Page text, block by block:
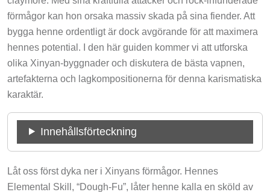
förmågor kan hon orsaka massiv skada på sina fiender. Att
bygga henne ordentligt är dock avgörande för att maximera
hennes potential. I den här guiden kommer vi att utforska
olika Xinyan-byggnader och diskutera de bästa vapnen,
artefakterna och lagkompositionerna för denna karismatiska
karaktär.
Innehållsförteckning
Låt oss först dyka ner i Xinyans förmågor. Hennes
Elemental Skill, “Dough-Fu”, låter henne kalla en sköld av